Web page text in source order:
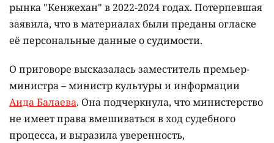
рынка "Кенжехан" в 2022-2024 годах. Потерпевшая
заявила, что в материалах были преданы огласке
её персональные данные о судимости.
О приговоре высказалась заместитель премьер-
министра – министр культуры и информации
Аида Балаева. Она подчеркнула, что министерство
не имеет права вмешиваться в ход судебного
процесса, и выразила уверенность,